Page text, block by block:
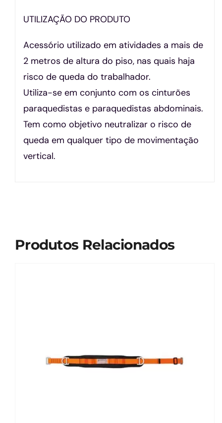
UTILIZAÇÃO DO PRODUTO
Acessório utilizado em atividades a mais de
2 metros de altura do piso, nas quais haja
risco de queda do trabalhador.
Utiliza-se em conjunto com os cinturões
paraquedistas e paraquedistas abdominais.
Tem como objetivo neutralizar o risco de
queda em qualquer tipo de movimentação
vertical.
Produtos Relacionados